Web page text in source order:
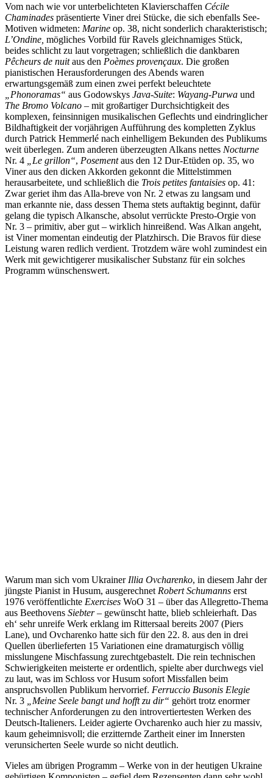
Vom nach wie vor unterbelichteten Klavierschaffen Cécile
Chaminades präsentierte Viner drei Stücke, die sich ebenfalls See-
Motiven widmeten: Marine op. 38, nicht sonderlich charakteristisch;
L’Ondine, mögliches Vorbild für Ravels gleichnamiges Stück,
beides schlicht zu laut vorgetragen; schließlich die dankbaren
Pêcheurs de nuitaus den Poèmes provençaux. Die großen
pianistischen Herausforderungen des Abends waren
erwartungsgemäß zum einen zwei perfekt beleuchtete
„Phonoramas“ aus Godowskys Java-Suite: Wayang-Purwa und
The Bromo Volcano – mit großartiger Durchsichtigkeit des
komplexen, feinsinnigen musikalischen Geflechts und eindringlicher
Bildhaftigkeit der vorjährigen Aufführung des kompletten Zyklus
durch Patrick Hemmerlé nach einhelligem Bekunden des Publikums
weit überlegen. Zum anderen überzeugten Alkans nettes Nocturne
Nr. 4 „Le grillon“, Posementaus den 12 Dur-Etüden op. 35, wo
Viner aus den dicken Akkorden gekonnt die Mittelstimmen
herausarbeitete, und schließlich die Trois petites fantaisies op. 41:
Zwar geriet ihm das Alla-breve von Nr. 2 etwas zu langsam und
man erkannte nie, dass dessen Thema stets auftaktig beginnt, dafür
gelang die typisch Alkansche, absolut verrückte Presto-Orgie von
Nr. 3 – primitiv, aber gut – wirklich hinreißend. Was Alkan angeht,
ist Viner momentan eindeutig der Platzhirsch. Die Bravos für diese
Leistung waren redlich verdient. Trotzdem wäre wohl zumindest ein
Werk mit gewichtigerer musikalischer Substanz für ein solches
Programm wünschenswert.
Warum man sich vom Ukrainer Illia Ovcharenko, in diesem Jahr der
jüngste Pianist in Husum, ausgerechnet Robert Schumanns erst
1976 veröffentlichte Exercises WoO 31 – über das Allegretto-Thema
aus Beethovens Siebter– gewünscht hatte, blieb schleierhaft. Das
eh‘ sehr unreife Werk erklang im Rittersaal bereits 2007 (Piers
Lane), und Ovcharenko hatte sich für den 22. 8. aus den in drei
Quellen überlieferten 15 Variationen eine dramaturgisch völlig
misslungene Mischfassung zurechtgebastelt. Die rein technischen
Schwierigkeiten meisterte er ordentlich, spielte aber durchwegs viel
zu laut, was im Schloss vor Husum sofort Missfallen beim
anspruchsvollen Publikum hervorrief. Ferruccio Busonis Elegie
Nr. 3
„Meine Seele bangt und hofft zu dir“ gehört trotz enormer
technischer Anforderungen zu den introvertiertesten Werken des
Deutsch-Italieners. Leider agierte Ovcharenko auch hier zu massiv,
kaum geheimnisvoll; die erzitternde Zartheit einer im Innersten
verunsicherten Seele wurde so nicht deutlich.
Vieles am übrigen Programm – Werke von in der heutigen Ukraine